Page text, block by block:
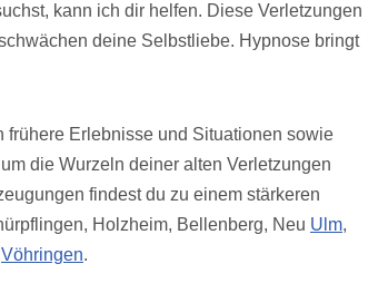
kann ich dir helfen. Diese Verletzungen
deine Selbstliebe. Hypnose bringt
frühere Erlebnisse und Situationen sowie
die Wurzeln deiner alten Verletzungen
findest du zu einem stärkeren
Holzheim, Bellenberg, Neu Ulm,
Vöhringen.